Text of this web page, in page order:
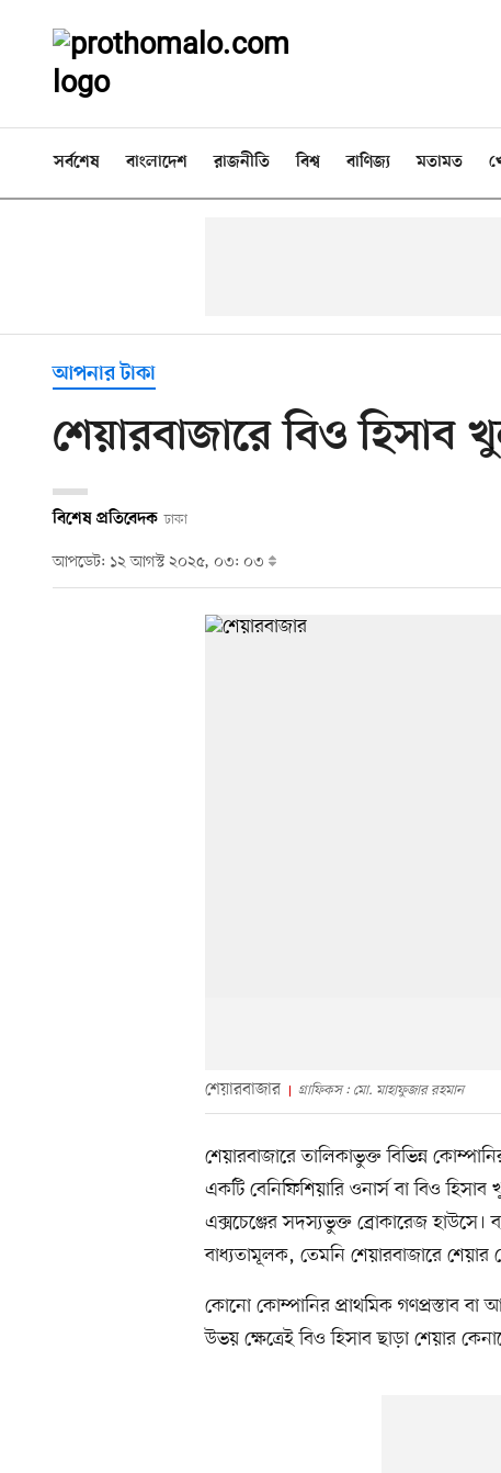
সর্বশেষ বাংলাদেশ রাজনীতি বিশ্ব বাণিজ্য মতামত
আপনার টাকা
শেয়ারবাজারে বিও হিসাব
বিশেষ প্রতিবেদক ঢাকা
আপডেট: ১২ আগস্ট ২০২৫, ০৩: ০৩
শেয়ারবাজার গ্রাফিকস : মো. মাহাফুজার রহমান
শেয়ারবাজারে তালিকাভুক্ত বিভিন্ন
একটি বেনিফিশিয়ারি ওনার্স বা বিও
এক্সচেঞ্জের সদস্যভুক্ত ব্রোকারেজ হাউসে।
বাধ্যতামূলক, তেমনি শেয়ারবাজারে শেয়ার
কোনো কোম্পানির প্রাথমিক গণপ্রস্তাব বা
উভয় ক্ষেত্রেই বিও হিসাব ছাড়া শেয়ার